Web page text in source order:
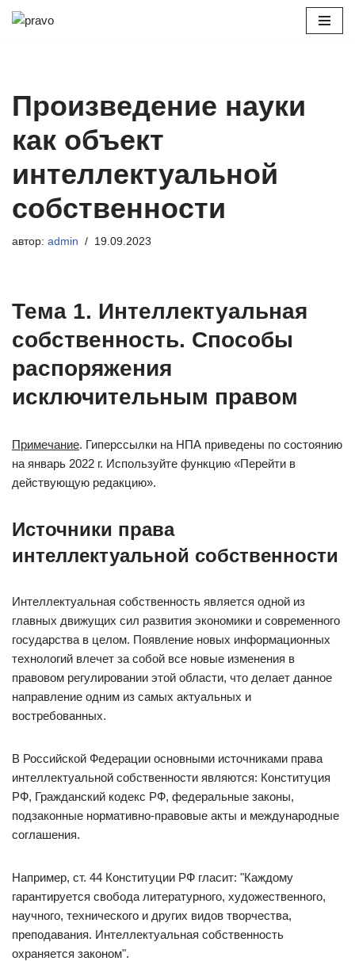
Произведение науки
как объект
интеллектуальной
собственности
автор: admin 19.09.2023
Тема 1. Интеллектуальная
собственность. Способы
распоряжения
исключительным правом
Примечание. Гиперссылки на НПА приведены по состоянию
на январь 2022 г. Используйте функцию «Перейти в
действующую редакцию».
Источники права
интеллектуальной собственности
Интеллектуальная собственность является одной из
главных движущих сил развития экономики и современного
государства в целом. Появление новых информационных
технологий влечет за собой все новые изменения в
правовом регулировании этой области, что делает данное
направление одним из самых актуальных и
востребованных.
В Российской Федерации основными источниками права
интеллектуальной собственности являются: Конституция
РФ, Гражданский кодекс РФ, федеральные законы,
подзаконные нормативно-правовые акты и международные
соглашения.
Например, ст. 44 Конституции РФ гласит: "Каждому
гарантируется свобода литературного, художественного,
научного, технического и других видов творчества,
преподавания. Интеллектуальная собственность
охраняется законом".